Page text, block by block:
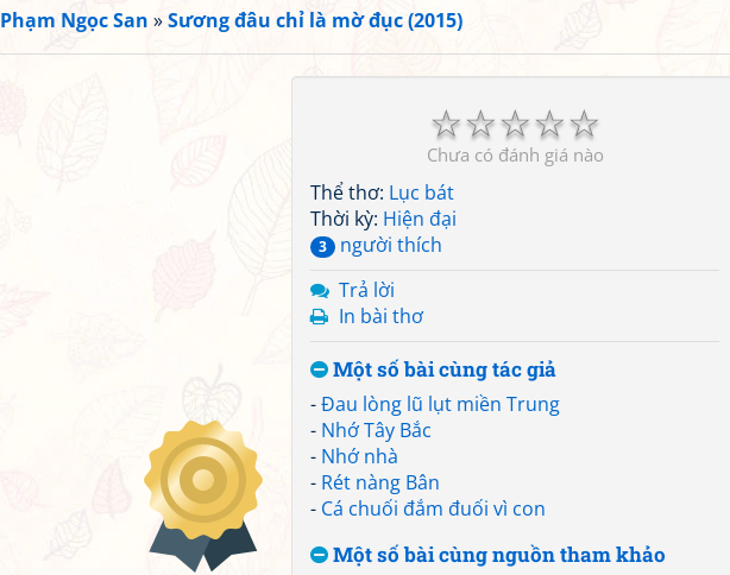
Phạm Ngọc San »Sương đâu chỉ là mờ đục (2015)
☆
☆
☆
☆
☆
Chưa có đánh giá nào
Thể thơ: Lục bát
Thời kỳ: Hiện đại
3
người thích
Trả lời
In bài thơ
Một số bài cùng tác giả
-Đau lòng lũ lụt miền Trung
- Nhớ Tây Bắc
- Nhớ nhà
- Rét nàng Bân
- Cá chuối đắm đuối vì con
Một số bài cùng nguồn tham khảo